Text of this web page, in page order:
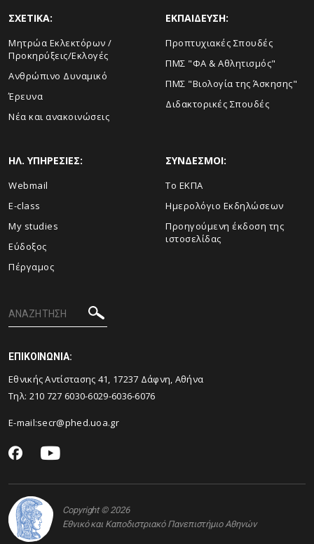
ΣΧΕΤΙΚΑ:
Μητρώα Εκλεκτόρων /
Προκηρύξεις/Εκλογές
Ανθρώπινο Δυναμικό
Έρευνα
Νέα και ανακοινώσεις
ΕΚΠΑΙΔΕΥΣΗ:
Προπτυχιακές Σπουδές
ΠΜΣ "ΦΑ & Αθλητισμός"
ΠΜΣ "Βιολογία της Άσκησης"
Διδακτορικές Σπουδές
ΗΛ. ΥΠΗΡΕΣΙΕΣ:
Webmail
E-class
My studies
Εύδοξος
Πέργαμος
ΣΥΝΔΕΣΜΟΙ:
Το ΕΚΠΑ
Ημερολόγιο Εκδηλώσεων
Προηγούμενη έκδοση της
ιστοσελίδας
ΕΠΙΚΟΙΝΩΝΙΑ:
Εθνικής Αντίστασης 41, 17237 Δάφνη, Αθήνα
Τηλ: 210 727 6030-6029-6036-6076
E-mail:secr@phed.uoa.gr
Copyright © 2026
Εθνικό και Καποδιστριακό Πανεπιστήμιο Αθηνών